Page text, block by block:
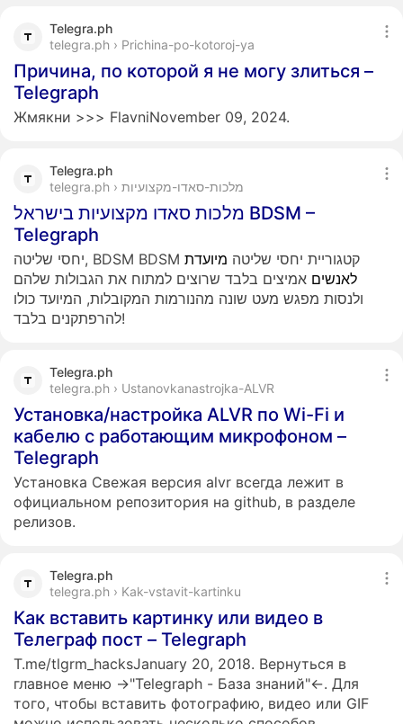
Telegra.ph
telegra.ph › Prichina-po-kotoroj-ya
Причина, по которой я не могу злиться –
Telegraph
Жмякни >>> FlavniNovember 09, 2024.
Telegra.ph
telegra.ph › מלכות-סאדו-מקצועיות
מלכות סאדו מקצועיות בישראל BDSM –
Telegraph
יחסי שליטה, BDSM BDSM קטגוריית יחסי שליטה מיועדת
לאנשים אמיצים בלבד שרוצים למתוח את הגבולות שלהם
ולנסות מפגש מעט שונה מהנורמות המקובלות, המיועד כולו
להרפתקנים בלבד!
Telegra.ph
telegra.ph › Ustanovkanastrojka-ALVR
Установка/настройка ALVR по Wi-Fi и
кабелю с работающим микрофоном –
Telegraph
Установка Свежая версия alvr всегда лежит в
официальном репозитория на github, в разделе
релизов.
Telegra.ph
telegra.ph › Kak-vstavit-kartinku
Как вставить картинку или видео в
Телеграф пост – Telegraph
T.me/tlgrm_hacksJanuary 20, 2018. Вернуться в
главное меню →"Telegraph - База знаний"←. Для
того, чтобы вставить фотографию, видео или GIF